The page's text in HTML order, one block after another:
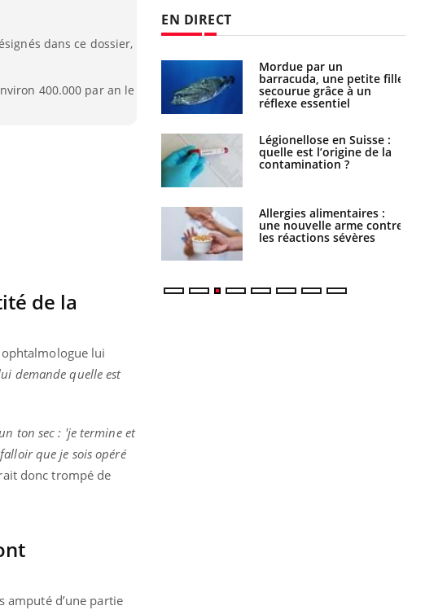
dans ce dossier,
400.000 par an le
de la
lui
demande quelle est
ton sec : 'je termine et
que je sois opéré
donc trompé de
amputé d’une partie
EN DIRECT
Mordue par un
barracuda, une petite fille
secourue grâce à un
réflexe essentiel
Légionellose en Suisse :
quelle est l’origine de la
contamination ?
Allergies alimentaires :
une nouvelle arme contre
les réactions sévères